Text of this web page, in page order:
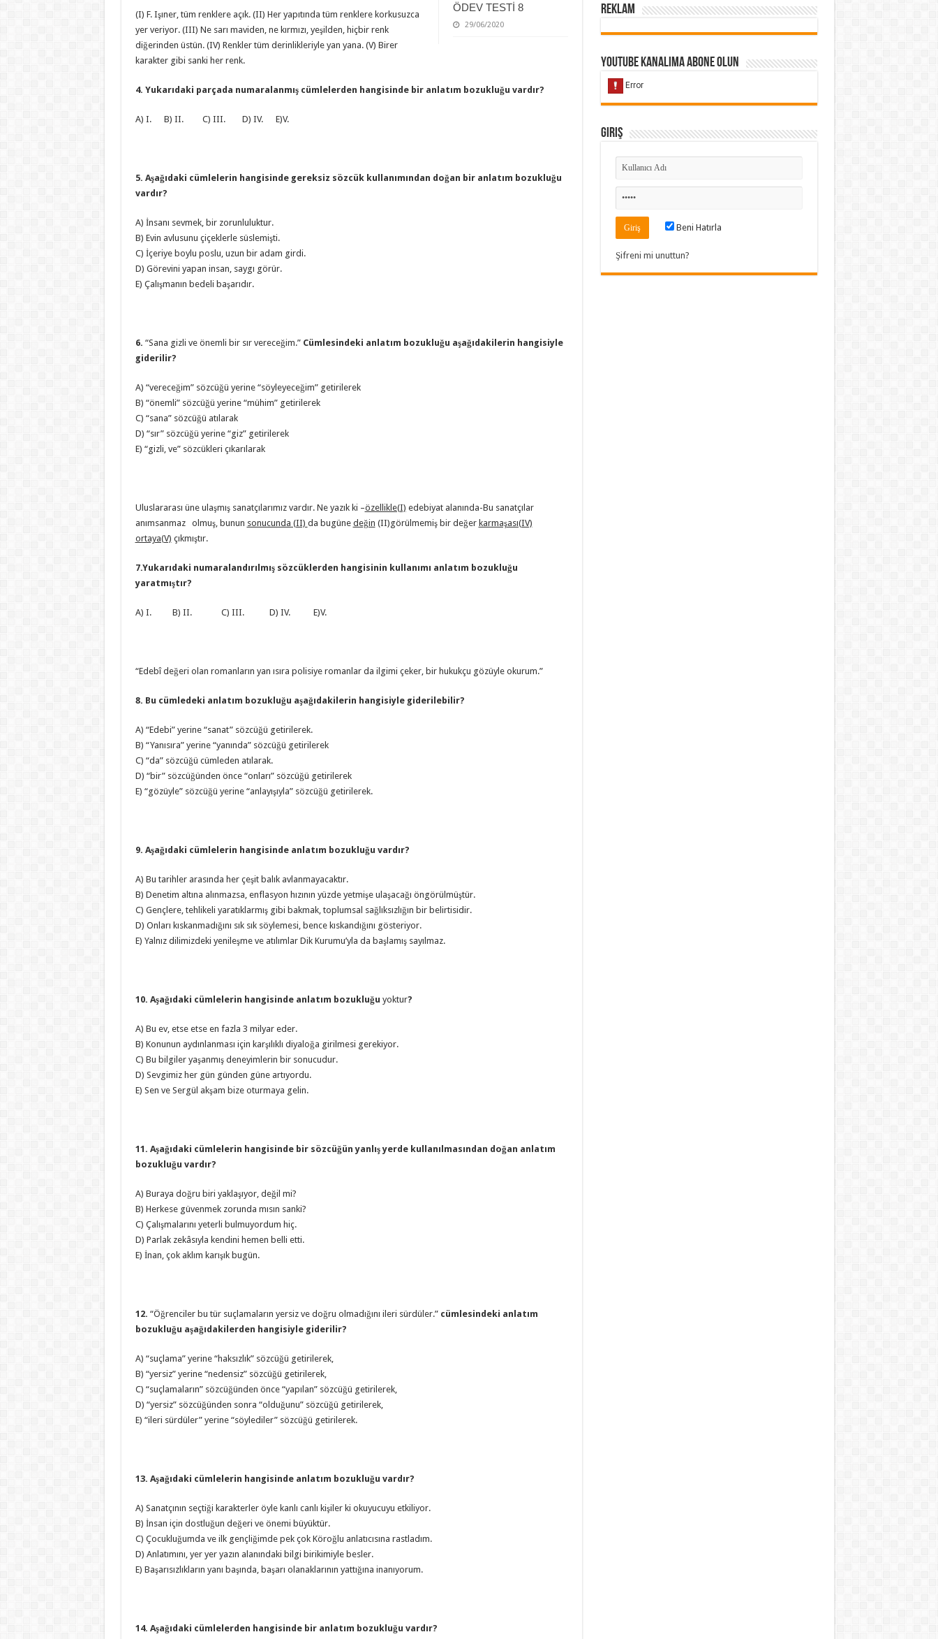
ÖDEV TESTİ 8
29/06/2020
(I) F. Işıner, tüm renklere açık. (II) Her yapıtında tüm renklere korkusuzca
yer veriyor. (III) Ne sarı maviden, ne kırmızı, yeşilden, hiçbir renk
diğerinden üstün. (IV) Renkler tüm derinlikleriyle yan yana. (V) Birer
karakter gibi sanki her renk.
4. Yukarıdaki parçada numaralanmış cümlelerden hangisinde bir anlatım bozukluğu vardır?
A) I. B) II. C) III. D) IV. E)V.
5. Aşağıdaki cümlelerin hangisinde gereksiz sözcük kullanımından doğan bir anlatım bozukluğu
vardır?
A) İnsanı sevmek, bir zorunluluktur.
B) Evin avlusunu çiçeklerle süslemişti.
C) İçeriye boylu poslu, uzun bir adam girdi.
D) Görevini yapan insan, saygı görür.
E) Çalışmanın bedeli başarıdır.
6. “Sana gizli ve önemli bir sır vereceğim.” Cümlesindeki anlatım bozukluğu aşağıdakilerin hangisiyle
giderilir?
A) “vereceğim” sözcüğü yerine “söyleyeceğim” getirilerek
B) “önemli” sözcüğü yerine “mühim” getirilerek
C) “sana” sözcüğü atılarak
D) “sır” sözcüğü yerine “giz” getirilerek
E) “gizli, ve” sözcükleri çıkarılarak
Uluslararası üne ulaşmış sanatçılarımız vardır. Ne yazık ki –özellikle(I) edebiyat alanında-Bu sanatçılar
anımsanmaz olmuş, bunun sonucunda (II) da bugüne değin (II)görülmemiş bir değer karmaşası(IV)
ortaya(V) çıkmıştır.
7.Yukarıdaki numaralandırılmış sözcüklerden hangisinin kullanımı anlatım bozukluğu
yaratmıştır?
A) I. B) II. C) III. D) IV. E)V.
“Edebî değeri olan romanların yan ısıra polisiye romanlar da ilgimi çeker, bir hukukçu gözüyle okurum.”
8. Bu cümledeki anlatım bozukluğu aşağıdakilerin hangisiyle giderilebilir?
A) “Edebi” yerine “sanat” sözcüğü getirilerek.
B) “Yanısıra” yerine “yanında” sözcüğü getirilerek
C) “da” sözcüğü cümleden atılarak.
D) “bir” sözcüğünden önce “onları” sözcüğü getirilerek
E) “gözüyle” sözcüğü yerine “anlayışıyla” sözcüğü getirilerek.
9. Aşağıdaki cümlelerin hangisinde anlatım bozukluğu vardır?
A) Bu tarihler arasında her çeşit balık avlanmayacaktır.
B) Denetim altına alınmazsa, enflasyon hızının yüzde yetmişe ulaşacağı öngörülmüştür.
C) Gençlere, tehlikeli yaratıklarmış gibi bakmak, toplumsal sağlıksızlığın bir belirtisidir.
D) Onları kıskanmadığını sık sık söylemesi, bence kıskandığını gösteriyor.
E) Yalnız dilimizdeki yenileşme ve atılımlar Dik Kurumu’yla da başlamış sayılmaz.
10. Aşağıdaki cümlelerin hangisinde anlatım bozukluğu yoktur?
A) Bu ev, etse etse en fazla 3 milyar eder.
B) Konunun aydınlanması için karşılıklı diyaloğa girilmesi gerekiyor.
C) Bu bilgiler yaşanmış deneyimlerin bir sonucudur.
D) Sevgimiz her gün günden güne artıyordu.
E) Sen ve Sergül akşam bize oturmaya gelin.
11. Aşağıdaki cümlelerin hangisinde bir sözcüğün yanlış yerde kullanılmasından doğan anlatım
bozukluğu vardır?
A) Buraya doğru biri yaklaşıyor, değil mi?
B) Herkese güvenmek zorunda mısın sanki?
C) Çalışmalarını yeterli bulmuyordum hiç.
D) Parlak zekâsıyla kendini hemen belli etti.
E) İnan, çok aklım karışık bugün.
12. “Öğrenciler bu tür suçlamaların yersiz ve doğru olmadığını ileri sürdüler.” cümlesindeki anlatım
bozukluğu aşağıdakilerden hangisiyle giderilir?
A) “suçlama” yerine “haksızlık” sözcüğü getirilerek,
B) “yersiz” yerine “nedensiz” sözcüğü getirilerek,
C) “suçlamaların” sözcüğünden önce “yapılan” sözcüğü getirilerek,
D) “yersiz” sözcüğünden sonra “olduğunu” sözcüğü getirilerek,
E) “ileri sürdüler” yerine “söylediler” sözcüğü getirilerek.
13. Aşağıdaki cümlelerin hangisinde anlatım bozukluğu vardır?
A) Sanatçının seçtiği karakterler öyle kanlı canlı kişiler ki okuyucuyu etkiliyor.
B) İnsan için dostluğun değeri ve önemi büyüktür.
C) Çocukluğumda ve ilk gençliğimde pek çok Köroğlu anlatıcısına rastladım.
D) Anlatımını, yer yer yazın alanındaki bilgi birikimiyle besler.
E) Başarısızlıkların yanı başında, başarı olanaklarının yattığına inanıyorum.
14. Aşağıdaki cümlelerden hangisinde bir anlatım bozukluğu vardır?
Reklam
Youtube Kanalıma Abone Olun
Giriş
Beni Hatırla
Şifreni mi unuttun?